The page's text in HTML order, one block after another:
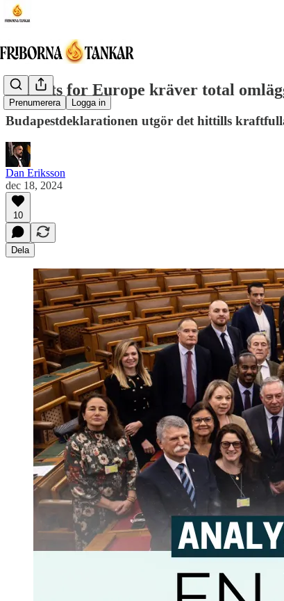
Prenumerera Logga in
Patriots for Europe kräver total
Budapestdeklarationen utgör det hittills
Dan Eriksson
dec 18, 2024
10
Dela